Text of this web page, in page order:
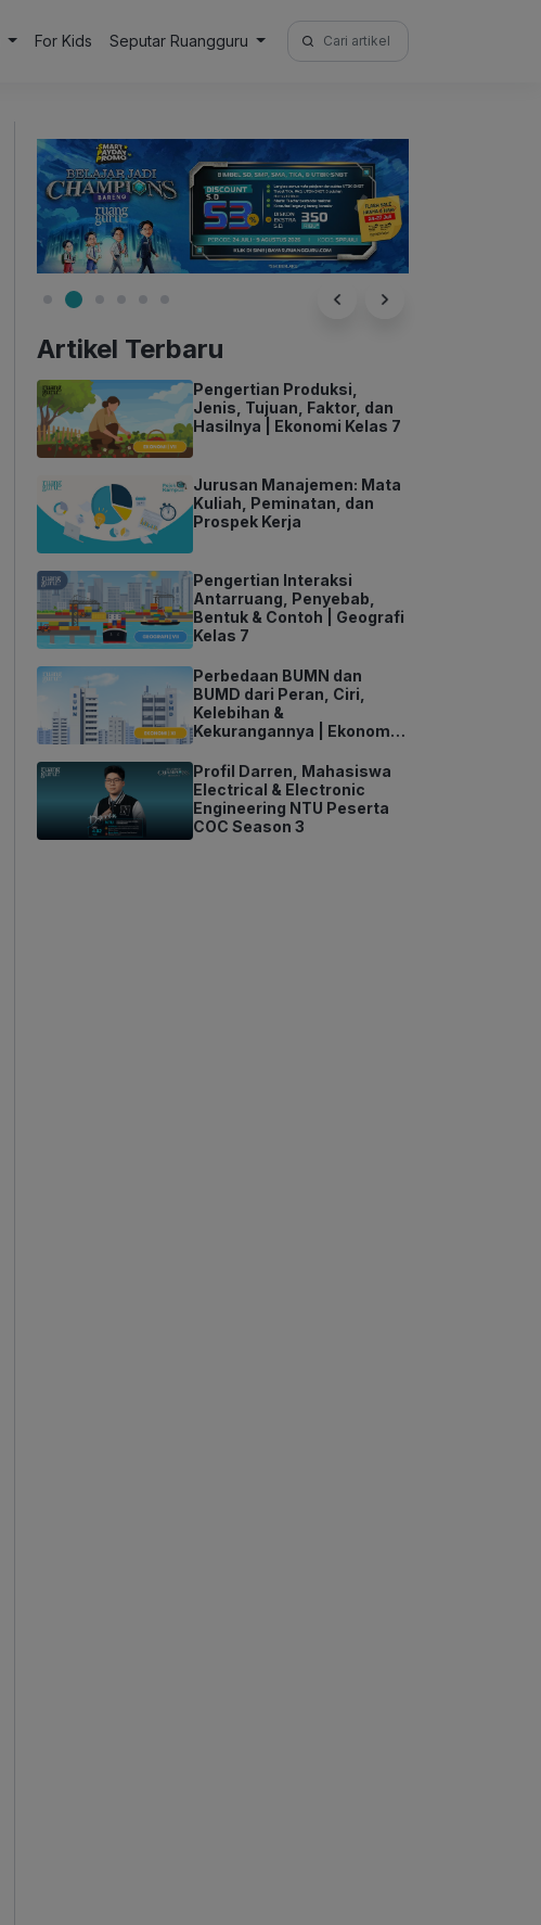
For Kids Seputar Ruangguru
Search
for:
Artikel Terbaru
Pengertian Produksi,
Jenis, Tujuan, Faktor, dan
Hasilnya | Ekonomi Kelas 7
Jurusan Manajemen: Mata
Kuliah, Peminatan, dan
Prospek Kerja
Pengertian Interaksi
Antarruang, Penyebab,
Bentuk & Contoh | Geografi
Kelas 7
Perbedaan BUMN dan
BUMD dari Peran, Ciri,
Kelebihan &
Kekurangannya | Ekonomi
Profil Darren, Mahasiswa
Electrical & Electronic
Engineering NTU Peserta
COC Season 3